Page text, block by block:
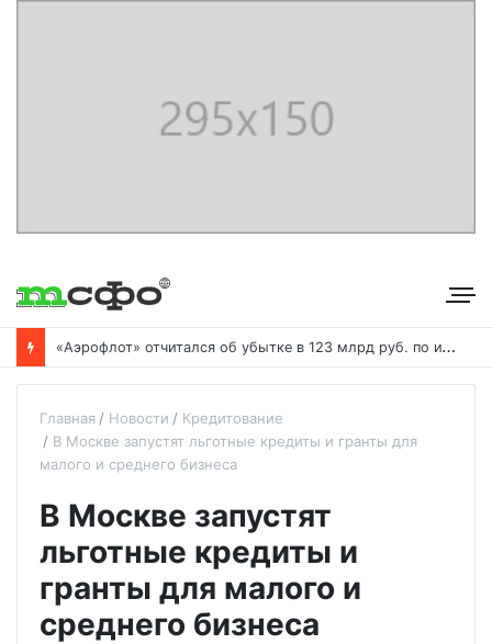
«
Аэрофлот» отчитался об убытке в 123 млрд руб. по итогам года пандемии
Главная Новости
Кредитование
В Москве запустят льготные кредиты и гранты для
малого и среднего бизнеса
В Москве запустят
льготные кредиты и
гранты для малого и
среднего бизнеса